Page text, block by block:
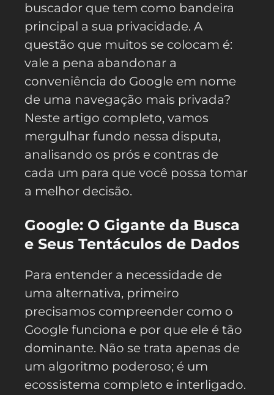
buscador que tem como bandeira
principal a sua privacidade. A
questão que muitos se colocam é:
vale a pena abandonar a
conveniência do Google em nome
de uma navegação mais privada?
Neste artigo completo, vamos
mergulhar fundo nessa disputa,
analisando os prós e contras de
cada um para que você possa tomar
a melhor decisão.
Google: O Gigante da Busca
e Seus Tentáculos de Dados
Para entender a necessidade de
uma alternativa, primeiro
precisamos compreender como o
Google funciona e por que ele é tão
dominante. Não se trata apenas de
um algoritmo poderoso; é um
ecossistema completo e interligado.